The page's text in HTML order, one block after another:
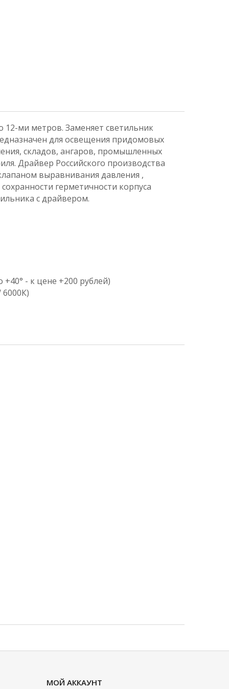
ми метров. Заменяет светильник
для освещения придомовых
складов, ангаров, промышленных
Драйвер Российского производства
выравнивания давления ,
герметичности корпуса
с драйвером.
светодиодах)
до +40° - к цене +200 рублей)
/ 4000К / 5700К / 6000К)
МОЙ АККАУНТ